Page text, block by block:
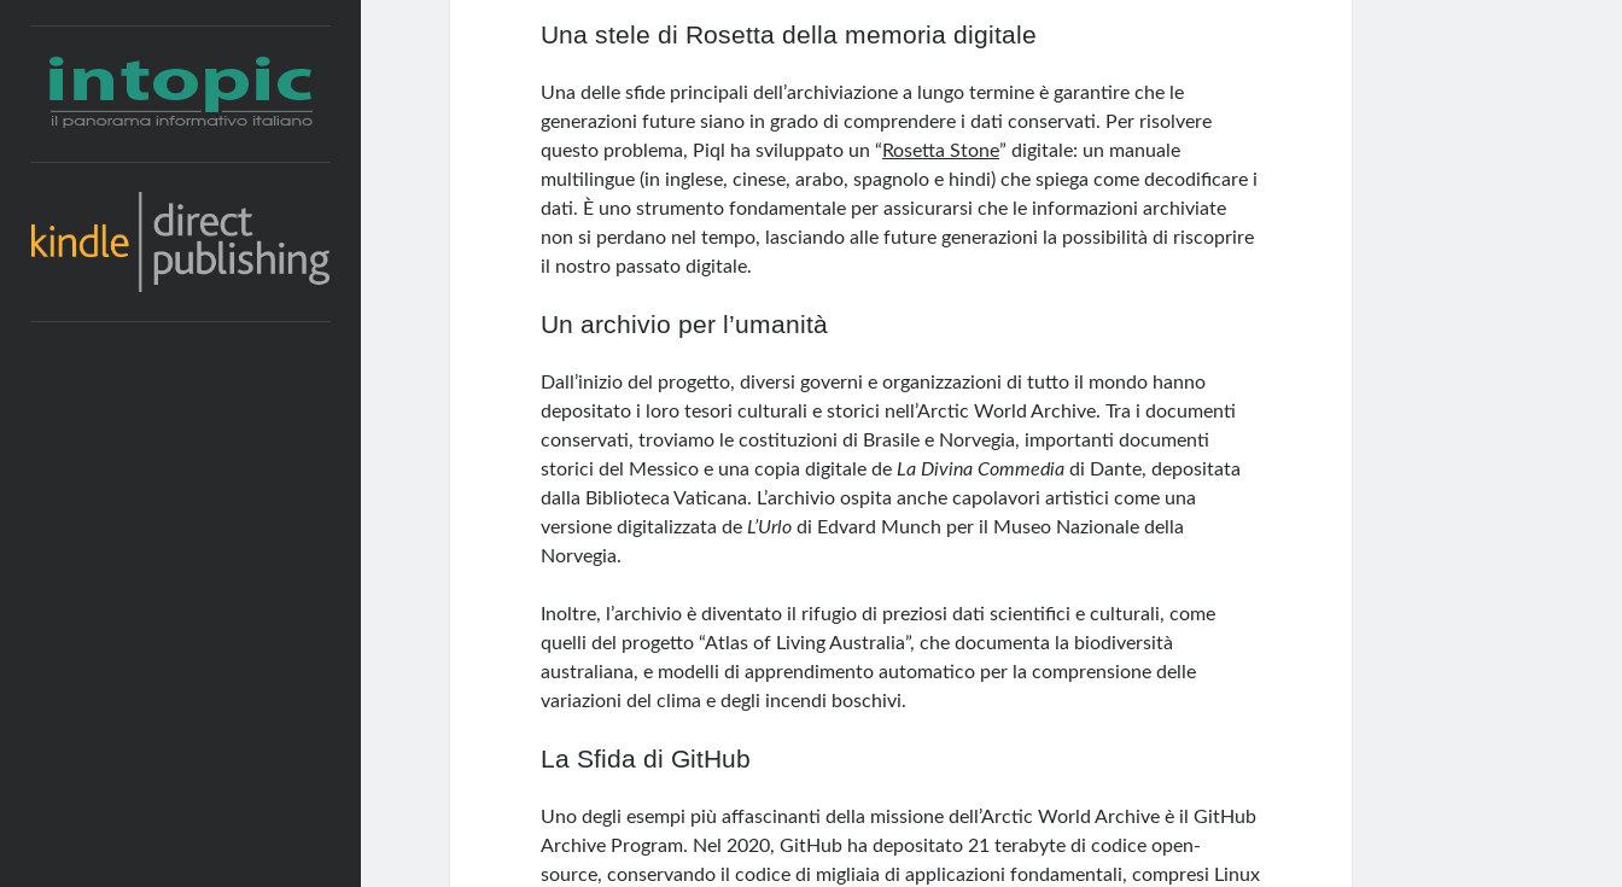
Una stele di Rosetta della memoria digitale
Una delle sfide principali dell’archiviazione a lungo termine è garantire che le
generazioni future siano in grado di comprendere i dati conservati. Per risolvere
questo problema, Piql ha sviluppato un “ Rosetta Stone” digitale: un manuale
multilingue (in inglese, cinese, arabo, spagnolo e hindi) che spiega come decodificare i
dati. È uno strumento fondamentale per assicurarsi che le informazioni archiviate
non si perdano nel tempo, lasciando alle future generazioni la possibilità di riscoprire
il nostro passato digitale.
Un archivio per l’umanità
Dall’inizio del progetto, diversi governi e organizzazioni di tutto il mondo hanno
depositato i loro tesori culturali e storici nell’Arctic World Archive. Tra i documenti
conservati, troviamo le costituzioni di Brasile e Norvegia, importanti documenti
storici del Messico e una copia digitale deLa Divina Commedia di Dante, depositata
dalla Biblioteca Vaticana. L’archivio ospita anche capolavori artistici come una
versione digitalizzata deL’Urlo di Edvard Munch per il Museo Nazionale della
Norvegia.
Inoltre, l’archivio è diventato il rifugio di preziosi dati scientifici e culturali, come
quelli del progetto “Atlas of Living Australia”, che documenta la biodiversità
australiana, e modelli di apprendimento automatico per la comprensione delle
variazioni del clima e degli incendi boschivi.
La Sfida di GitHub
Uno degli esempi più affascinanti della missione dell’Arctic World Archive è il GitHub
Archive Program. Nel 2020, GitHub ha depositato 21 terabyte di codice open-
source, conservando il codice di migliaia di applicazioni fondamentali, compresi Linux